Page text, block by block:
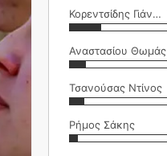
Κορεντσίδης Γιάννης
Αναστασίου Θωμάς
Τσανούσας Ντίνος
Ρήμος Σάκης